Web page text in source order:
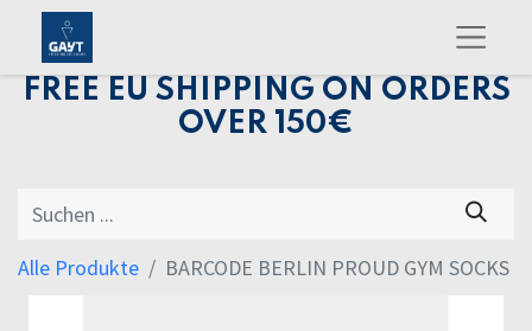
FREE EU SHIPPING ON ORDERS
OVER 150€
Alle Produkte BARCODE BERLIN PROUD GYM SOCKS